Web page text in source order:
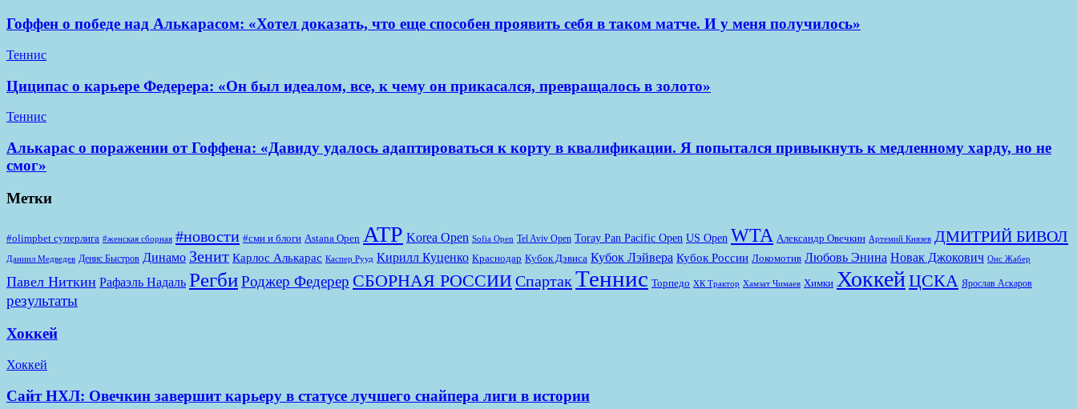
Гоффен о победе над Алькарасом: «Хотел доказать, что еще способен проявить себя в таком матче. И у меня получилось»
Теннис
Циципас о карьере Федерера: «Он был идеалом, все, к чему он прикасался, превращалось в золото»
Теннис
Алькарас о поражении от Гоффена: «Давиду удалось адаптироваться к корту в квалификации. Я попытался привыкнуть к медленному харду, но не
смог»
Метки
#olimpbet суперлига #женская сборная #новости #сми и блоги Astana Open ATP Korea Open Sofia Open Tel Aviv Open Toray Pan Pacific Open US Open WTA Александр Овечкин Артемий Князев ДМИТРИЙ БИВОЛ
Даниил Медведев Денис Быстров Динамо Зенит Карлос Алькарас Каспер Рууд Кирилл Куценко Краснодар Кубок Дэвиса Кубок Лэйвера Кубок России Локомотив Любовь Энина Новак Джокович Онс Жабер
Павел Ниткин Рафаэль Надаль РегбиРоджер Федерер СБОРНАЯ РОССИИСпартакТеннис Торпедо ХК Трактор Хамзат Чимаев Химки ХоккейЦСКА Ярослав Аскаров
результаты
Хоккей
Хоккей
Сайт НХЛ: Овечкин завершит карьеру в статусе лучшего снайпера лиги в истории